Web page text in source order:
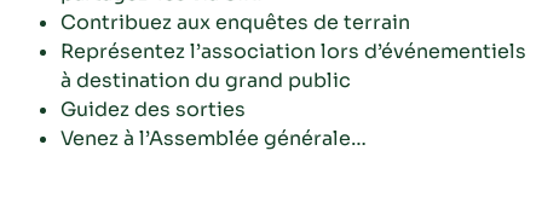
Contribuez aux enquêtes de terrain
Représentez l’association lors d’événementiels
à destination du grand public
Guidez des sorties
Venez à l’Assemblée générale…